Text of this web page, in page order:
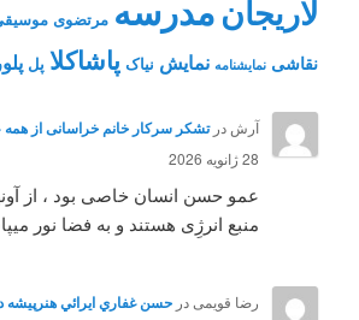
لاریجانمدرسه مرتضوی
نقاشی نمايشنامه نمایش نیاک پاشاکلا پل پلور
آرش درتشکر سرکار خانم خراسانی از همه
28 ژانویه 2026
عمو حسن انسان خاصی بود ، از
منبع انرژِی هستند و به فضا نور
رضا قویمی در حسن غفاري ايرائي هنرپيشه دهه 40 سينماي